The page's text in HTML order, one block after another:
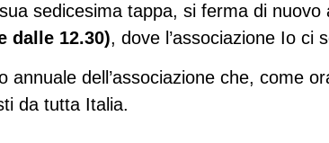
sedicesima tappa, si ferma di nuovo
dalle 12.30), dove l’associazione Io ci
annuale dell’associazione che, come
da tutta Italia.